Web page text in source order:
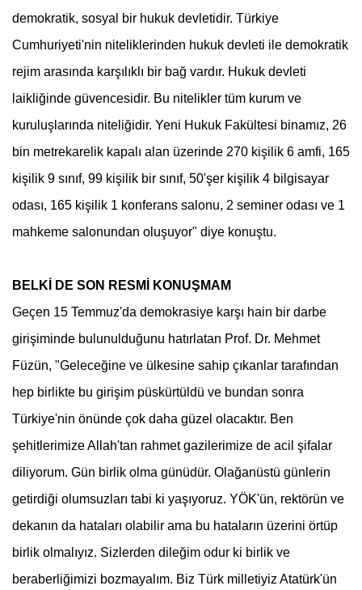
demokratik, sosyal bir hukuk devletidir. Türkiye
Cumhuriyeti'nin niteliklerinden hukuk devleti ile demokratik
rejim arasında karşılıklı bir bağ vardır. Hukuk devleti
laikliğinde güvencesidir. Bu nitelikler tüm kurum ve
kuruluşlarında niteliğidir. Yeni Hukuk Fakültesi binamız, 26
bin metrekarelik kapalı alan üzerinde 270 kişilik 6 amfi, 165
kişilik 9 sınıf, 99 kişilik bir sınıf, 50'şer kişilik 4 bilgisayar
odası, 165 kişilik 1 konferans salonu, 2 seminer odası ve 1
mahkeme salonundan oluşuyor" diye konuştu.
BELKİ DE SON RESMİ KONUŞMAM
Geçen 15 Temmuz'da demokrasiye karşı hain bir darbe
girişiminde bulunulduğunu hatırlatan Prof. Dr. Mehmet
Füzün, "Geleceğine ve ülkesine sahip çıkanlar tarafından
hep birlikte bu girişim püskürtüldü ve bundan sonra
Türkiye'nin önünde çok daha güzel olacaktır. Ben
şehitlerimize Allah'tan rahmet gazilerimize de acil şifalar
diliyorum. Gün birlik olma günüdür. Olağanüstü günlerin
getirdiği olumsuzları tabi ki yaşıyoruz. YÖK'ün, rektörün ve
dekanın da hataları olabilir ama bu hataların üzerini örtüp
birlik olmalıyız. Sizlerden dileğim odur ki birlik ve
beraberliğimizi bozmayalım. Biz Türk milletiyiz Atatürk'ün